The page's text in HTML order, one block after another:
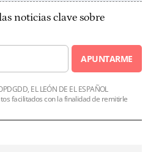
noticias clave sobre
APUNTARME
EL LEÓN DE EL ESPAÑOL
facilitados con la finalidad de remitirle